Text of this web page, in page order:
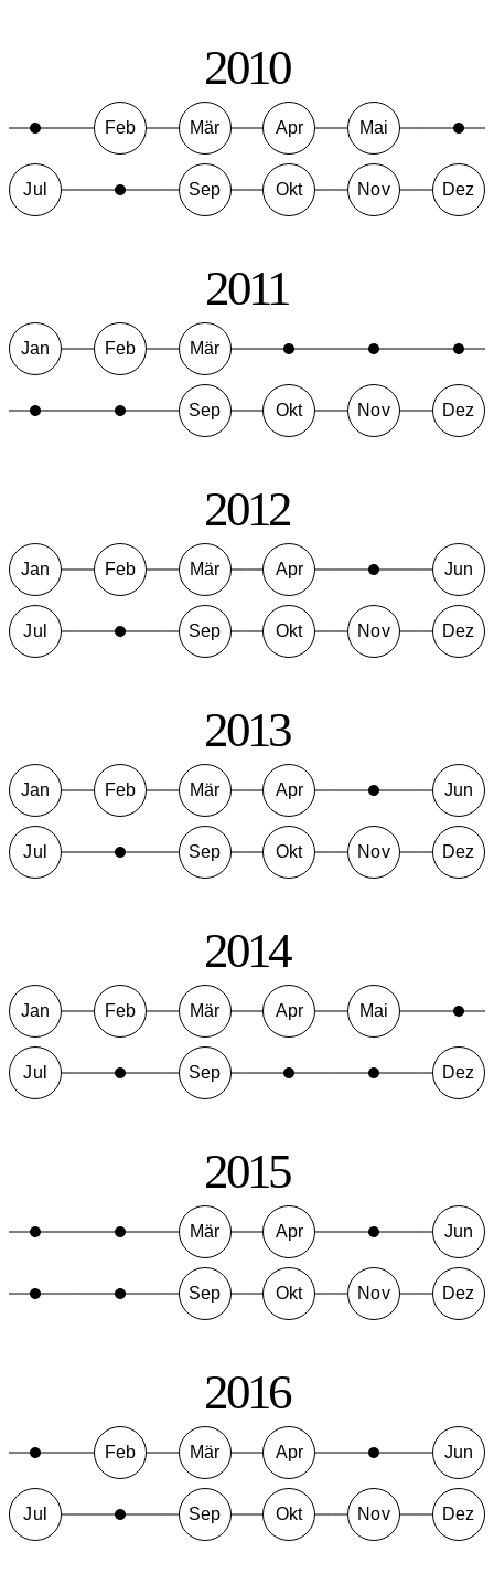
2010
Feb Mär Apr Mai
Jul Sep Okt Nov Dez
2011
Jan Feb Mär
Sep Okt Nov Dez
2012
Jan Feb Mär Apr Jun
Jul Sep Okt Nov Dez
2013
Jan Feb Mär Apr Jun
Jul Sep Okt Nov Dez
2014
Jan Feb Mär Apr Mai
Jul Sep Dez
2015
Mär Apr Jun
Sep Okt Nov Dez
2016
Feb Mär Apr Jun
Jul Sep Okt Nov Dez